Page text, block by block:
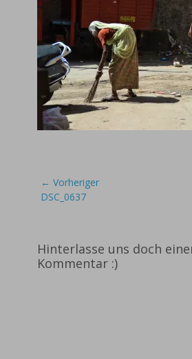
Beitragsnavigation
← Vorheriger
Vorheriger
DSC_0637
Hinterlasse uns doch
Kommentar :)